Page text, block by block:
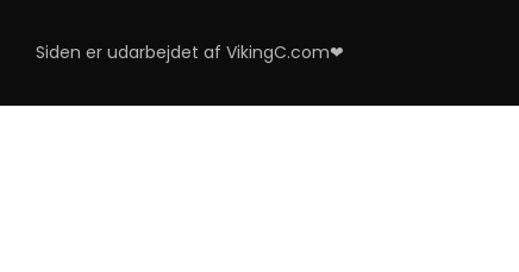
Siden er udarbejdet af VikingC.com❤